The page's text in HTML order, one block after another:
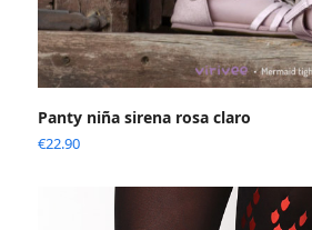
Panty niña sirena rosa claro
€22.90